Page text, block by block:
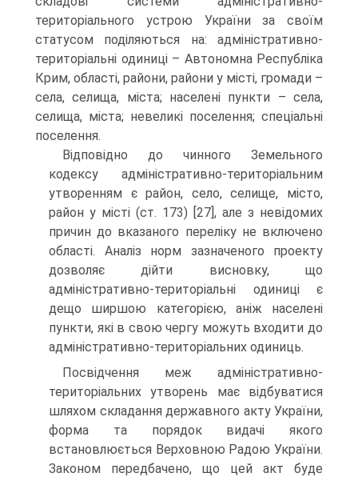
територіального устрою України за своїм
статусом поділяються на: адміністративно-
територіальні одиниці – Автономна Республіка
Крим, області, райони, райони у місті, громади –
села, селища, міста; населені пункти – села,
селища, міста; невеликі поселення; спеціальні
поселення.
Відповідно до чинного Земельного
кодексу адміністративно-територіальним
утворенням є район, село, селище, місто,
район у місті (ст. 173) [27], але з невідомих
причин до вказаного переліку не включено
області. Аналіз норм зазначеного проекту
дозволяє дійти висновку, що
адміністративно-територіальні одиниці є
дещо ширшою категорією, аніж населені
пункти, які в свою чергу можуть входити до
адміністративно-територіальних одиниць.
Посвідчення меж адміністративно-
територіальних утворень має відбуватися
шляхом складання державного акту України,
форма та порядок видачі якого
встановлюється Верховною Радою України.
Законом передбачено, що цей акт буде